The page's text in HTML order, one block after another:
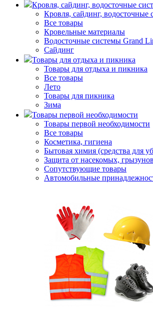
Кровля, сайдинг, водосточные
Кровля, сайдинг, водосточные
Все товары
Кровельные материалы
Водосточные системы Grand
Сайдинг
Товары для отдыха и пикника
Товары для отдыха и пикника
Все товары
Лето
Товары для пикника
Зима
Товары первой необходимости
Товары первой необходимости
Все товары
Косметика, гигиена
Бытовая химия (средства для
Защита от насекомых,
Сопутствующие товары
Автомобильные